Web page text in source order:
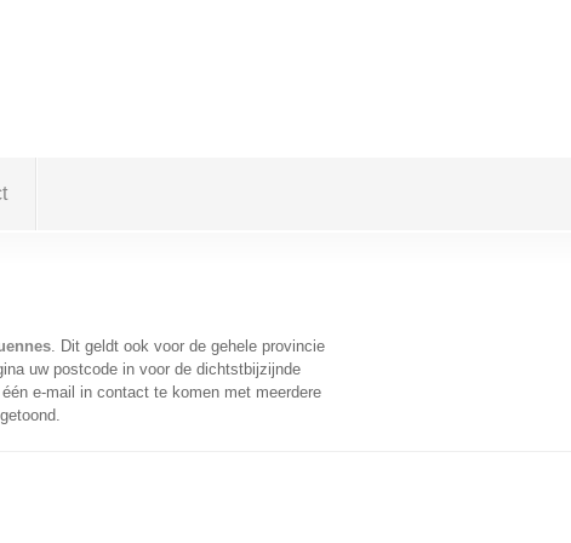
. Dit geldt ook voor de gehele provincie
uw postcode in voor de dichtstbijzijnde
e-mail in contact te komen met meerdere